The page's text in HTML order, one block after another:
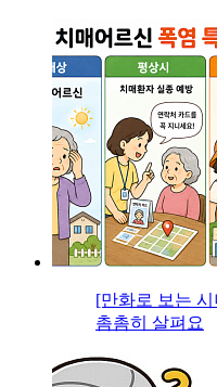
[만화로 보는
촘촘히 살펴요